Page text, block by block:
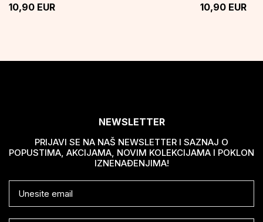
10,90 EUR 10,90 EUR
NEWSLETTER
PRIJAVI SE NA NAŠ NEWSLETTER I SAZNAJ O
POPUSTIMA, AKCIJAMA, NOVIM KOLEKCIJAMA I POKLON
IZNENAĐENJIMA!